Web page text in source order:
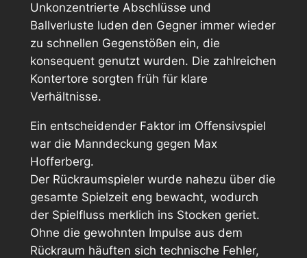
Unkonzentrierte Abschlüsse und
Ballverluste luden den Gegner immer wieder
zu schnellen Gegenstößen ein, die
konsequent genutzt wurden. Die zahlreichen
Kontertore sorgten früh für klare
Verhältnisse.
Ein entscheidender Faktor im Offensivspiel
war die Manndeckung gegen Max
Hofferberg.
Der Rückraumspieler wurde nahezu über die
gesamte Spielzeit eng bewacht, wodurch
der Spielfluss merklich ins Stocken geriet.
Ohne die gewohnten Impulse aus dem
Rückraum häuften sich technische Fehler,